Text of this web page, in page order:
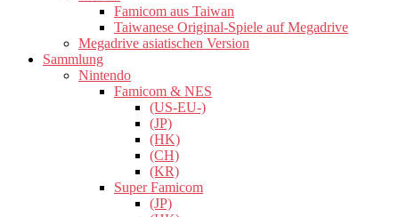
Famicom aus Taiwan
Taiwanese Original-Spiele auf Megadrive
Megadrive asiatischen Version
Sammlung
Nintendo
Famicom & NES
(US-EU-)
(JP)
(HK)
(CH)
(KR)
Super Famicom
(JP)